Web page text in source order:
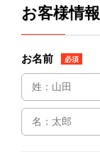
お客様情報
お名前 必須